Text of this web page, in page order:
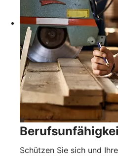
Schützen Sie sich und